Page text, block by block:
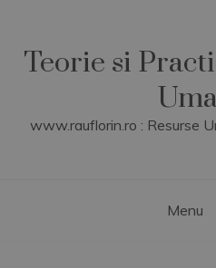
contentTeorie si
www.rauflorin.ro : Resurse
Menu